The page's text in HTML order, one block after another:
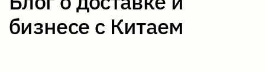
бизнесе с Китаем